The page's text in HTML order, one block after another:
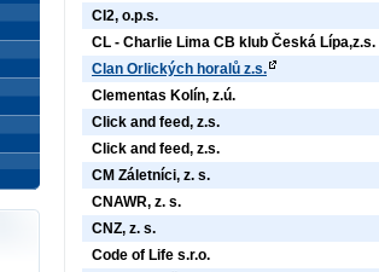
CI2, o.p.s.
CL - Charlie Lima CB klub Česká Lípa,z.s.
Clan Orlických horalů z.s.
Clementas Kolín, z.ú.
Click and feed, z.s.
Click and feed, z.s.
CM Záletníci, z. s.
CNAWR, z. s.
CNZ, z. s.
Code of Life s.r.o.